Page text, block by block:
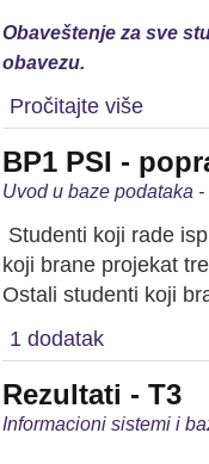
Obaveštenje za sve
obavezu.
Pročitajte više
BP1 PSI -
Uvod u baze podataka
Studenti koji rade
koji brane projekat
Ostali studenti koji
1 dodatak
Rezultati - T3
Informacioni sistemi i